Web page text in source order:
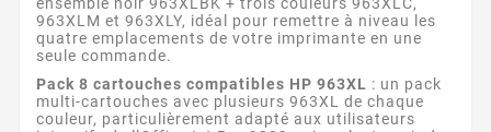
963XLM et 963XLY, idéal pour remettre à niveau les
quatre emplacements de votre imprimante en une
seule commande.
Pack 8 cartouches compatibles HP 963XL : un pack
multi-cartouches avec plusieurs 963XL de chaque
couleur, particulièrement adapté aux utilisateurs